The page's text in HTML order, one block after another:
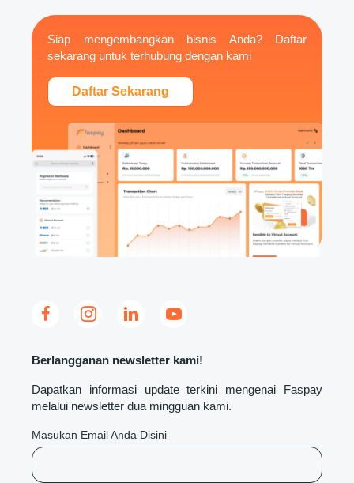
Siap mengembangkan bisnis Anda? Daftar
sekarang untuk terhubung dengan kami
Daftar Sekarang
Berlangganan newsletter kami!
Dapatkan informasi update terkini mengenai Faspay
melalui newsletter dua mingguan kami.
Masukan Email Anda Disini